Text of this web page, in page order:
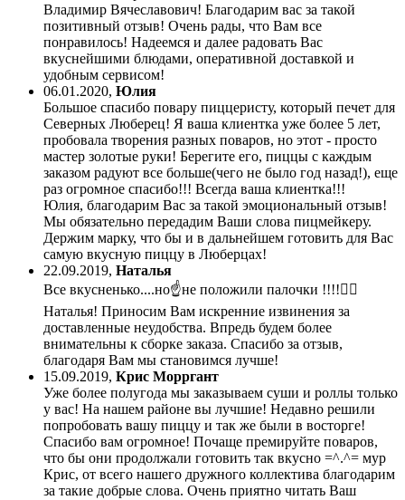
Владимир Вячеславович! Благодарим вас за такой
позитивный отзыв! Очень рады, что Вам все
понравилось! Надеемся и далее радовать Вас
вкуснейшими блюдами, оперативной доставкой и
удобным сервисом!
06.01.2020, Юлия
Большое спасибо повару пиццеристу, который печет для
Северных Люберец! Я ваша клиентка уже более 5 лет,
пробовала творения разных поваров, но этот - просто
мастер золотые руки! Берегите его, пиццы с каждым
заказом радуют все больше(чего не было год назад!), еще
раз огромное спасибо!!! Всегда ваша клиентка!!!
Юлия, благодарим Вас за такой эмоциональный отзыв!
Мы обязательно передадим Ваши слова пицмейкеру.
Держим марку, что бы и в дальнейшем готовить для Вас
самую вкусную пиццу в Люберцах!
22.09.2019, Наталья
Все вкусненько....но☝️не положили палочки !!!!🤷‍♀️
Наталья! Приносим Вам искренние извинения за
доставленные неудобства. Впредь будем более
внимательны к сборке заказа. Спасибо за отзыв,
благодаря Вам мы становимся лучше!
15.09.2019, Крис Морргант
Уже более полугода мы заказываем суши и роллы только
у вас! На нашем районе вы лучшие! Недавно решили
попробовать вашу пиццу и так же были в восторге!
Спасибо вам огромное! Почаще премируйте поваров,
что бы они продолжали готовить так вкусно =^.^= мур
Крис, от всего нашего дружного коллектива благодарим
за такие добрые слова. Очень приятно читать Ваш